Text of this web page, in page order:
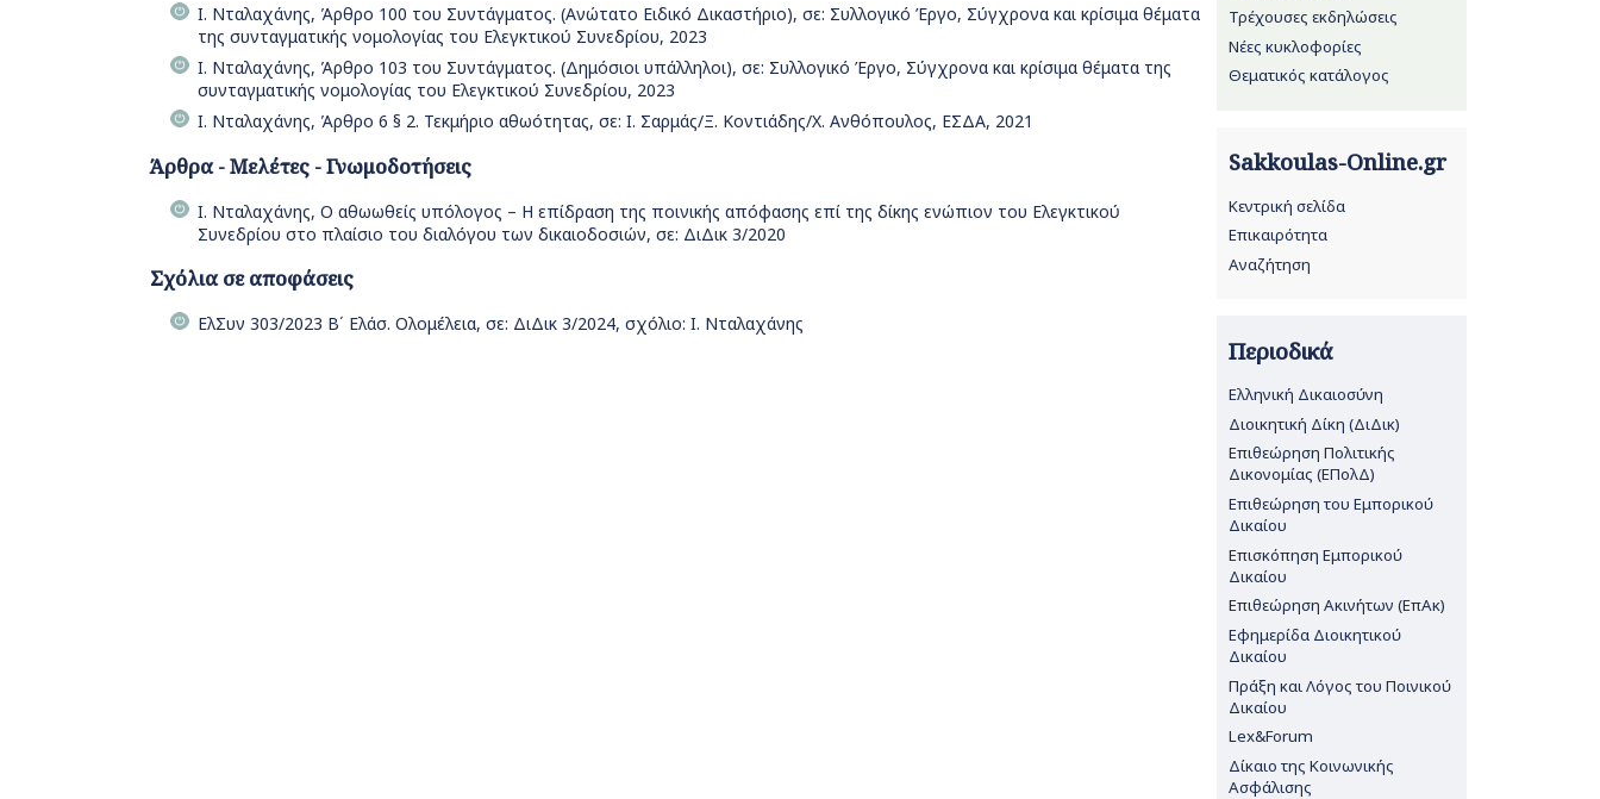
Ι. Νταλαχάνης, Άρθρο 100 του Συντάγματος. (Ανώτατο Ειδικό Δικαστήριο), σε: Συλλογικό Έργο, Σύγχρονα και κρίσιμα θέματα
της συνταγματικής νομολογίας του Ελεγκτικού Συνεδρίου, 2023
Ι. Νταλαχάνης, Άρθρο 103 του Συντάγματος. (Δημόσιοι υπάλληλοι), σε: Συλλογικό Έργο, Σύγχρονα και κρίσιμα θέματα της
συνταγματικής νομολογίας του Ελεγκτικού Συνεδρίου, 2023
Ι. Νταλαχάνης, Άρθρο 6 § 2. Τεκμήριο αθωότητας, σε: Ι. Σαρμάς/Ξ. Κοντιάδης/Χ. Ανθόπουλος, ΕΣΔΑ, 2021
Άρθρα - Μελέτες - Γνωμοδοτήσεις
Ι. Νταλαχάνης, Ο αθωωθείς υπόλογος – Η επίδραση της ποινικής απόφασης επί της δίκης ενώπιον του Ελεγκτικού
Συνεδρίου στο πλαίσιο του διαλόγου των δικαιοδοσιών, σε: ΔιΔικ 3/2020
Σχόλια σε αποφάσεις
ΕλΣυν 303/2023 Β΄ Ελάσ. Ολομέλεια, σε: ΔιΔικ 3/2024, σχόλιο: Ι. Νταλαχάνης
Τρέχουσες εκδηλώσεις
Νέες κυκλοφορίες
Θεματικός κατάλογος
Sakkoulas-Online.gr
Κεντρική σελίδα
Επικαιρότητα
Αναζήτηση
Περιοδικά
Ελληνική Δικαιοσύνη
Διοικητική Δίκη (ΔιΔικ)
Επιθεώρηση Πολιτικής
Δικονομίας (ΕΠολΔ)
Επιθεώρηση του Εμπορικού
Δικαίου
Επισκόπηση Εμπορικού
Δικαίου
Επιθεώρηση Ακινήτων (ΕπΑκ)
Εφημερίδα Διοικητικού
Δικαίου
Πράξη και Λόγος του Ποινικού
Δικαίου
Lex&Forum
Δίκαιο της Κοινωνικής
Ασφάλισης